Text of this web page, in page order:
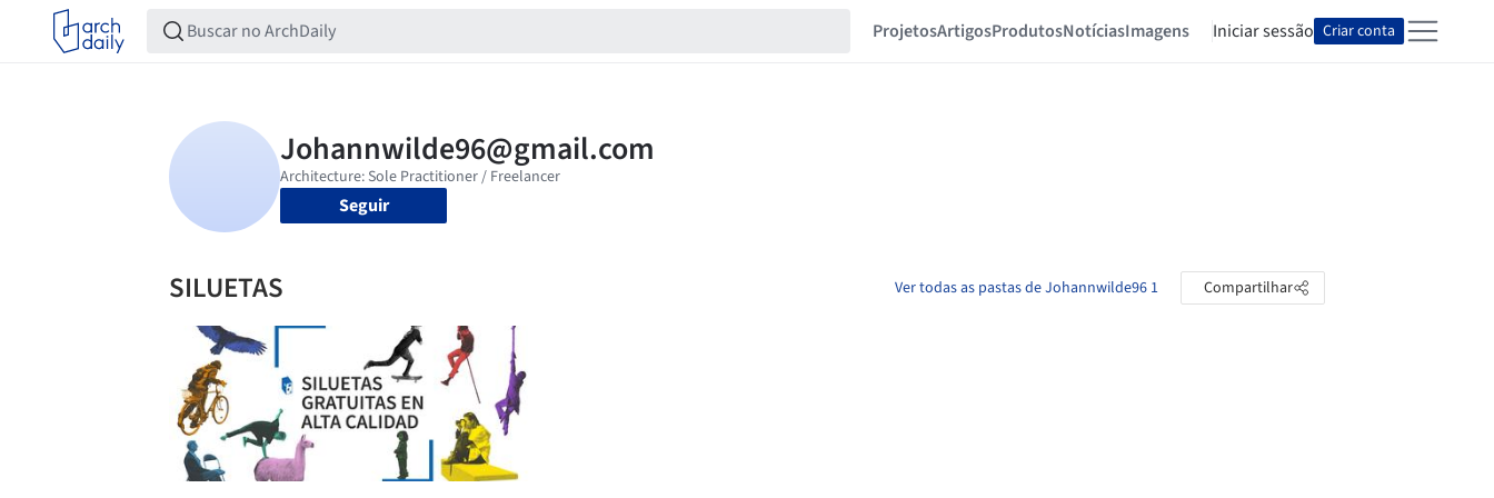
ProjetosArtigosProdutosNotíciasImagens Iniciar sessão Criar conta
Seguir
SILUETAS Ver todas as pastas de Johannwilde96 1 Compartilhar